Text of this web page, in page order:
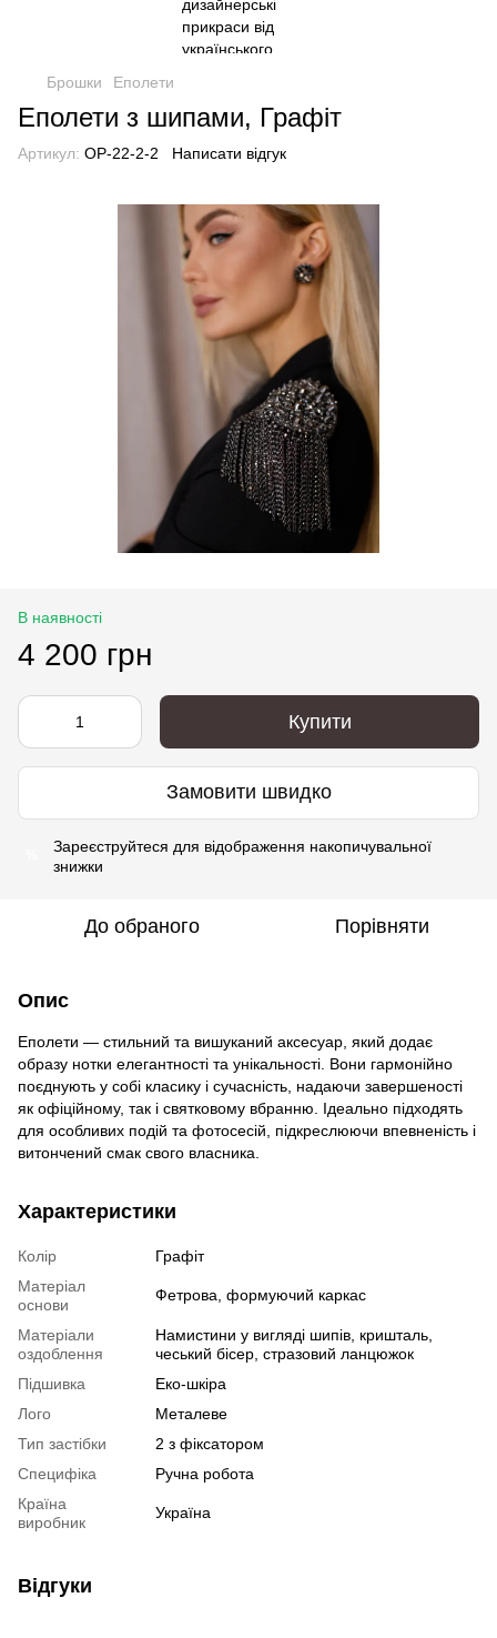
Брошки Еполети
Еполети з шипами, Графіт
Артикул: OP-22-2-2 Написати відгук
В наявності
4 200 грн
Купити
Замовити швидко
Зареєструйтеся для відображення накопичувальної
знижки
До обраного Порівняти
Опис
Еполети — стильний та вишуканий аксесуар, який додає
образу нотки елегантності та унікальності. Вони гармонійно
поєднують у собі класику і сучасність, надаючи завершеності
як офіційному, так і святковому вбранню. Ідеально підходять
для особливих подій та фотосесій, підкреслюючи впевненість і
витончений смак свого власника.
Характеристики
Колір
Графіт
Матеріал
основи
Фетрова, формуючий каркас
Матеріали
оздоблення
Намистини у вигляді шипів, кришталь,
чеський бісер, стразовий ланцюжок
Підшивка
Еко-шкіра
Лого
Металеве
Тип застібки
2 з фіксатором
Специфіка
Ручна робота
Країна
виробник
Україна
Відгуки